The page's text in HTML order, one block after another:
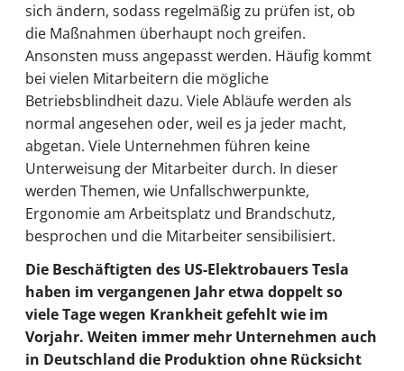
sich ändern, sodass regelmäßig zu prüfen ist, ob
die Maßnahmen überhaupt noch greifen.
Ansonsten muss angepasst werden. Häufig kommt
bei vielen Mitarbeitern die mögliche
Betriebsblindheit dazu. Viele Abläufe werden als
normal angesehen oder, weil es ja jeder macht,
abgetan. Viele Unternehmen führen keine
Unterweisung der Mitarbeiter durch. In dieser
werden Themen, wie Unfallschwerpunkte,
Ergonomie am Arbeitsplatz und Brandschutz,
besprochen und die Mitarbeiter sensibilisiert.
Die Beschäftigten des US-Elektrobauers Tesla
haben im vergangenen Jahr etwa doppelt so
viele Tage wegen Krankheit gefehlt wie im
Vorjahr. Weiten immer mehr Unternehmen auch
in Deutschland die Produktion ohne Rücksicht